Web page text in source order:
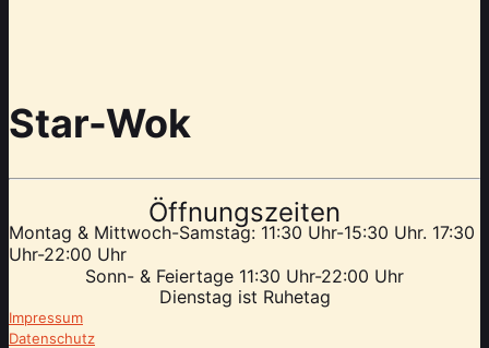
Star-Wok
Öffnungszeiten
Montag & Mittwoch-Samstag: 11:30 Uhr-15:30 Uhr. 17:30
Uhr-22:00 Uhr
Sonn- & Feiertage 11:30 Uhr-22:00 Uhr
Dienstag ist Ruhetag
Impressum
Datenschutz